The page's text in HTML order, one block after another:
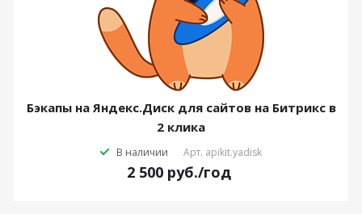
Бэкапы на Яндекс.Диск для сайтов на Битрикс в
2 клика
В наличии Арт. apikit.yadisk
2 500 руб./год